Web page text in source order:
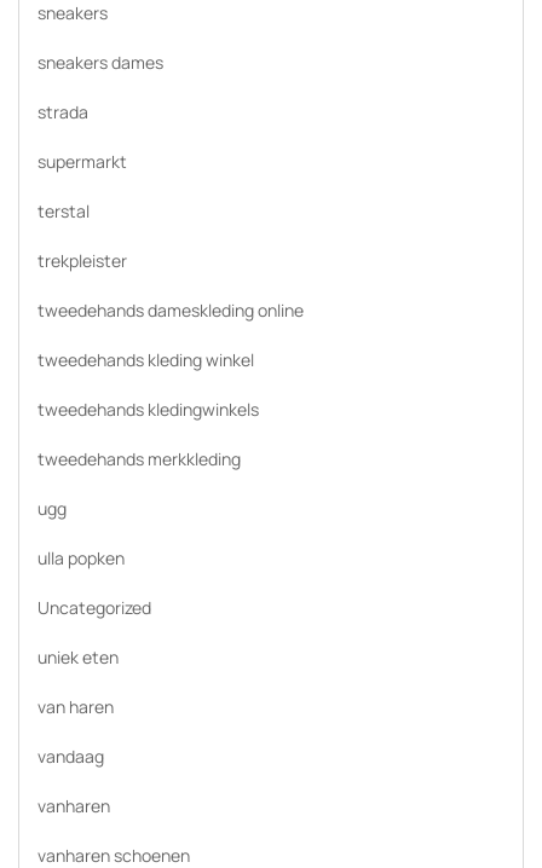
sneakers
sneakers dames
strada
supermarkt
terstal
trekpleister
tweedehands dameskleding online
tweedehands kleding winkel
tweedehands kledingwinkels
tweedehands merkkleding
ugg
ulla popken
Uncategorized
uniek eten
van haren
vandaag
vanharen
vanharen schoenen